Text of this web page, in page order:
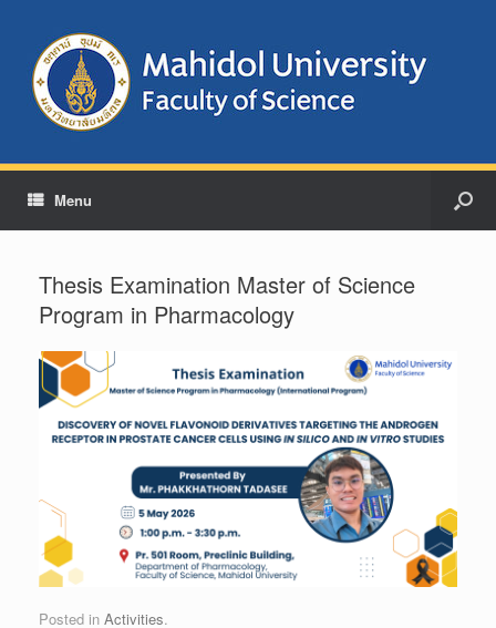
Menu
Thesis Examination Master of Science
Program in Pharmacology
Posted in Activities.